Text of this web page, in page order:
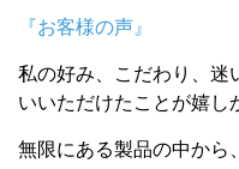
『お客様の声』
私の好み、こだわり、迷
いいただけたことが嬉し
無限にある製品の中から